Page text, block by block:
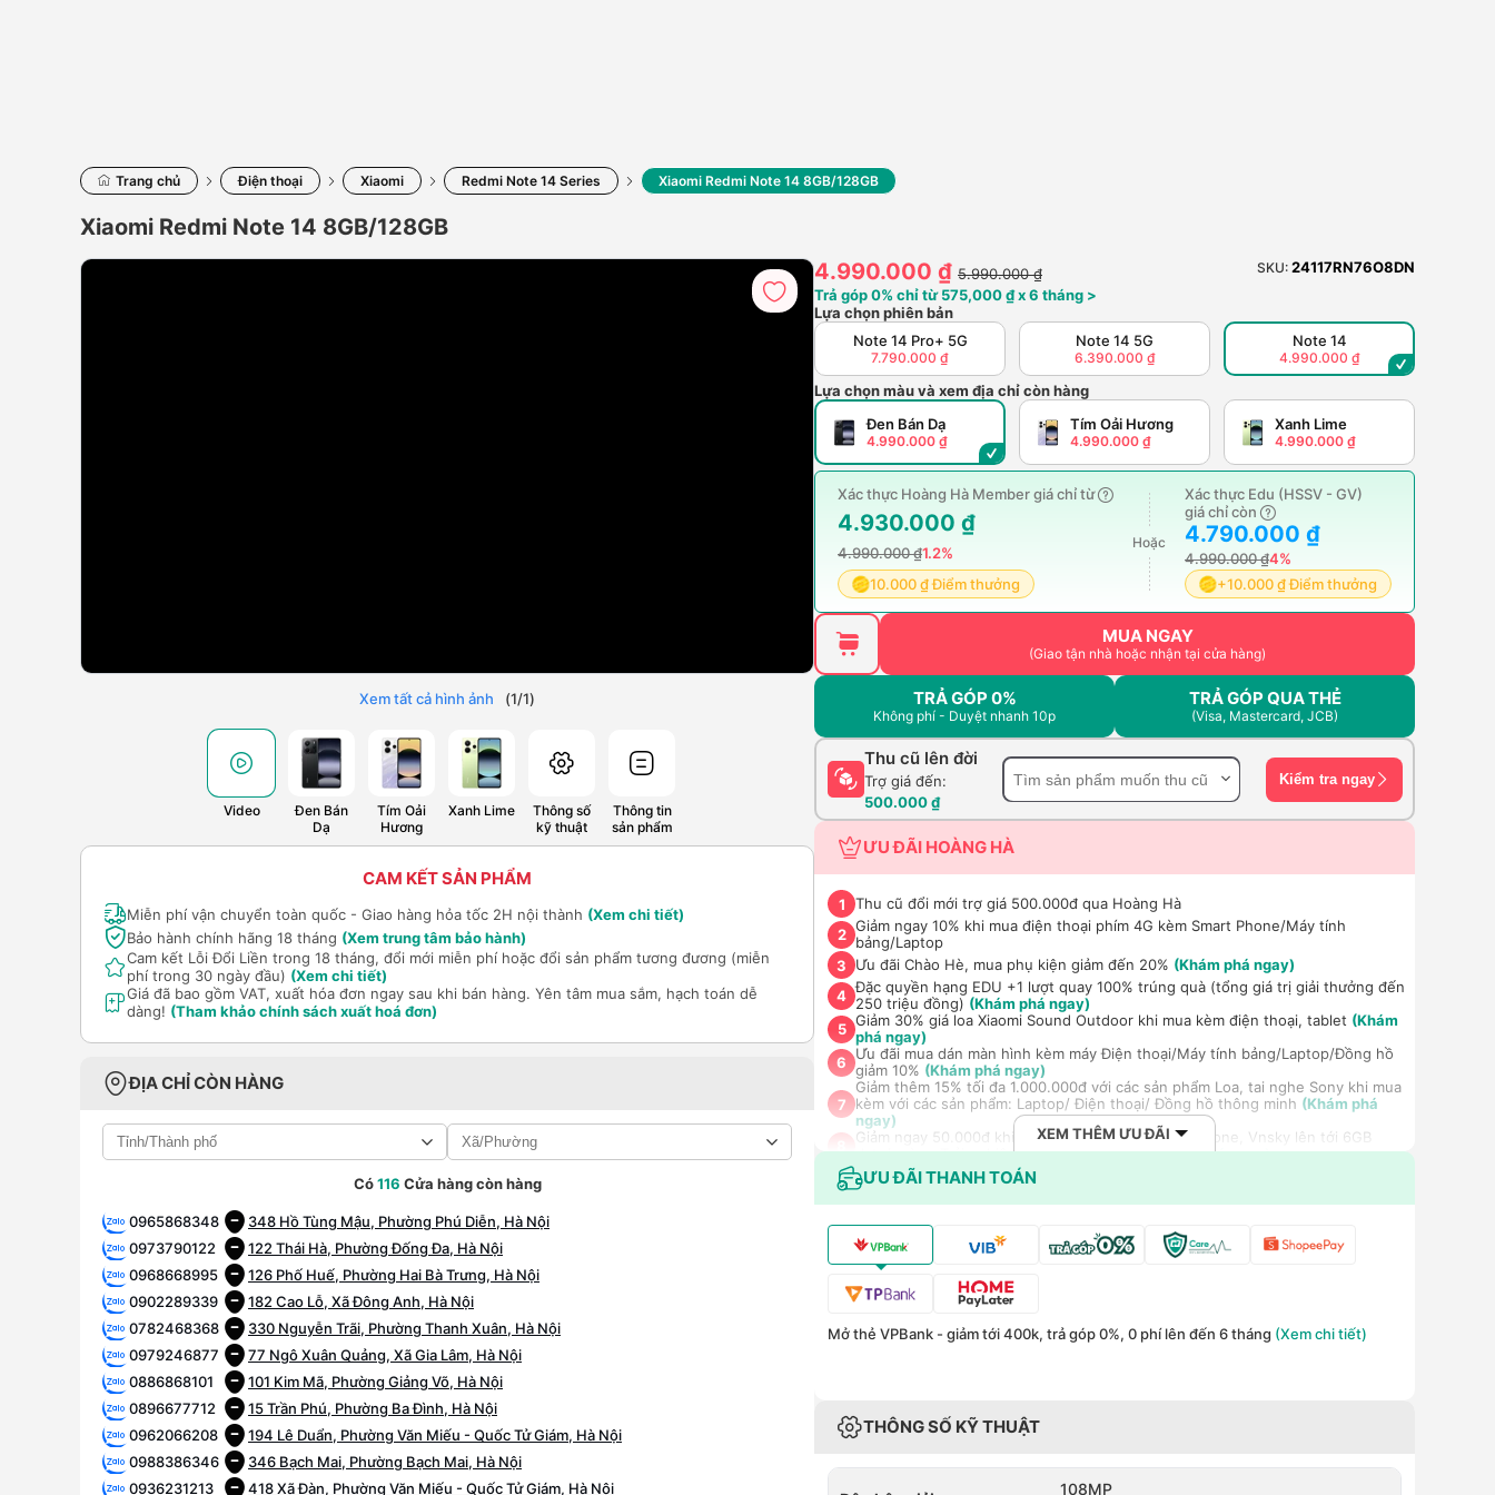
Trang chủ Điện thoại Xiaomi Redmi Note 14 Series Xiaomi Redmi Note 14 8GB/128GB
Xiaomi Redmi Note 14 8GB/128GB
Xem tất cả hình ảnh (1/1)
Video
Đen Bán
Dạ
Tím Oải
Hương
Xanh Lime
Thông số
kỹ thuật
Thông tin
sản phẩm
CAM KẾT SẢN PHẨM
Miễn phí vận chuyển toàn quốc - Giao hàng hỏa tốc 2H nội thành (Xem chi tiết)
Bảo hành chính hãng 18 tháng (Xem trung tâm bảo hành)
Cam kết Lỗi Đổi Liền trong 18 tháng, đổi mới miễn phí hoặc đổi sản phẩm tương đương (miễn
phí trong 30 ngày đầu) (Xem chi tiết)
Giá đã bao gồm VAT, xuất hóa đơn ngay sau khi bán hàng. Yên tâm mua sắm, hạch toán dễ
dàng! (Tham khảo chính sách xuất hoá đơn)
ĐỊA CHỈ CÒN HÀNG
Có116 Cửa hàng còn hàng
0965868348
348 Hồ Tùng Mậu, Phường Phú Diễn, Hà Nội
0973790122
122 Thái Hà, Phường Đống Đa, Hà Nội
0968668995
126 Phố Huế, Phường Hai Bà Trưng, Hà Nội
0902289339
182 Cao Lỗ, Xã Đông Anh, Hà Nội
0782468368
330 Nguyễn Trãi, Phường Thanh Xuân, Hà Nội
0979246877
77 Ngô Xuân Quảng, Xã Gia Lâm, Hà Nội
0886868101
101 Kim Mã, Phường Giảng Võ, Hà Nội
0896677712
15 Trần Phú, Phường Ba Đình, Hà Nội
0962066208
194 Lê Duẩn, Phường Văn Miếu - Quốc Tử Giám, Hà Nội
0988386346
346 Bạch Mai, Phường Bạch Mai, Hà Nội
0936231213
418 Xã Đàn, Phường Văn Miếu - Quốc Tử Giám, Hà Nội
4.990.000 ₫ 5.990.000 ₫ SKU: 24117RN76O8DN
Trả góp 0% chỉ từ 575,000 ₫ x 6 tháng >
Lựa chọn phiên bản
Note 14 Pro+ 5G
7.790.000 ₫
Note 14 5G
6.390.000 ₫
Note 14
4.990.000 ₫
Lựa chọn màu và xem địa chỉ còn hàng
Đen Bán Dạ
4.990.000 ₫
Tím Oải Hương
4.990.000 ₫
Xanh Lime
4.990.000 ₫
Xác thực Hoàng Hà Member giá chỉ từ
4.930.000 ₫
4.990.000 ₫1.2%
10.000 ₫ Điểm thưởng
Hoặc
Xác thực Edu (HSSV - GV)
giá chỉ còn
4.790.000 ₫
4.990.000 ₫4%
+10.000 ₫ Điểm thưởng
MUA NGAY
(Giao tận nhà hoặc nhận tại cửa hàng)
TRẢ GÓP 0%
Không phí - Duyệt nhanh 10p
TRẢ GÓP QUA THẺ
(Visa, Mastercard, JCB)
Thu cũ lên đời
Trợ giá đến:
500.000 ₫
Kiểm tra ngay
ƯU ĐÃI HOÀNG HÀ
1
Thu cũ đổi mới trợ giá 500.000đ qua Hoàng Hà
2 Giảm ngay 10% khi mua điện thoại phím 4G kèm Smart Phone/Máy tính
bảng/Laptop
3
Ưu đãi Chào Hè, mua phụ kiện giảm đến 20% (Khám phá ngay)
4 Đặc quyền hạng EDU +1 lượt quay 100% trúng quà (tổng giá trị giải thưởng đến
250 triệu đồng) (Khám phá ngay)
5 Giảm 30% giá loa Xiaomi Sound Outdoor khi mua kèm điện thoại, tablet (Khám
phá ngay)
6
Ưu đãi mua dán màn hình kèm máy Điện thoại/Máy tính bảng/Laptop/Đồng hồ
giảm 10% (Khám phá ngay)
7
Giảm thêm 15% tối đa 1.000.000đ với các sản phẩm Loa, tai nghe Sony khi mua
kèm với các sản phẩm: Laptop/ Điện thoại/ Đồng hồ thông minh (Khám phá
ngay)
Giảm ngay 50.000đ khi mua gói cước di động Mobifone, Vnsky lên tới 6GB
data/ngày - Trải nghiệm 5G chỉ 99k/tháng(Khám phá ngay)
9 Nhận báo giá tốt nhất cho khách hàng doanh nghiệp B2B khi mua số lượng lớn
(Khám phá ngay)
XEM THÊM ƯU ĐÃI
ƯU ĐÃI THANH TOÁN
Mở thẻ VPBank - giảm tới 400k, trả góp 0%, 0 phí lên đến 6 tháng (Xem chi tiết)
THÔNG SỐ KỸ THUẬT
108MP